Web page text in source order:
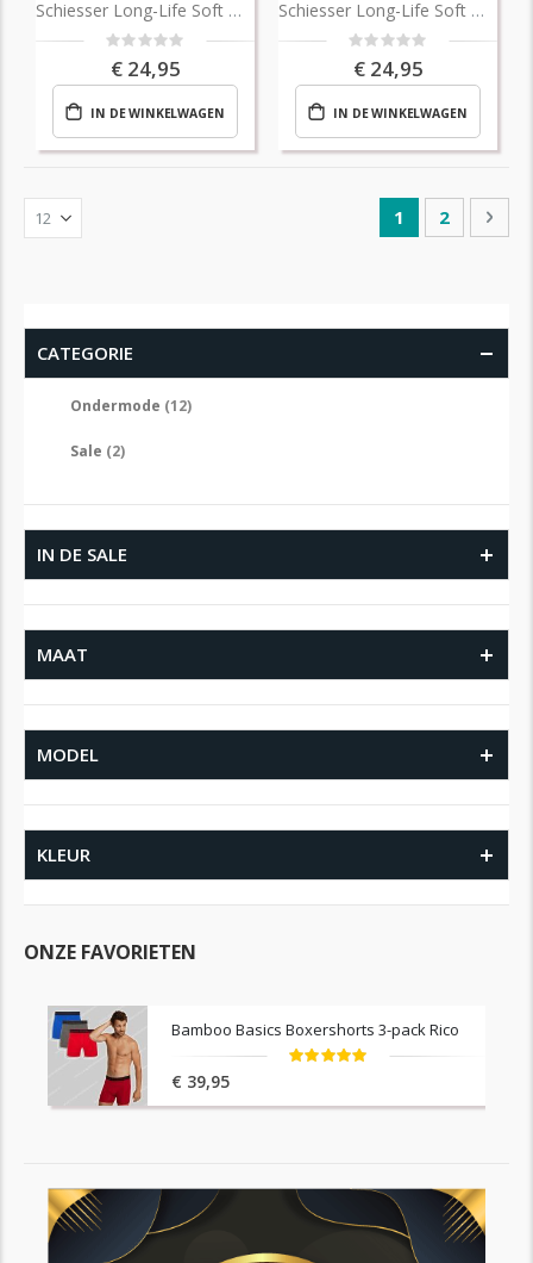
Schiesser Long-Life Soft Micro Slip
Rating:
0%
€ 24,95
IN DE WINKELWAGEN
Schiesser Long-Life Soft Micro Slip
Rating:
0%
€ 24,95
IN DE WINKELWAGEN
Pagina
U lees
1 Pagina
2
CATEGORIE
Ondermode 12
producten
Sale 2
producten
IN DE SALE
MAAT
MODEL
KLEUR
ONZE FAVORIETEN
Bamboo Basics Boxershorts 3-pack Rico
Waardering:
100%
€ 39,95